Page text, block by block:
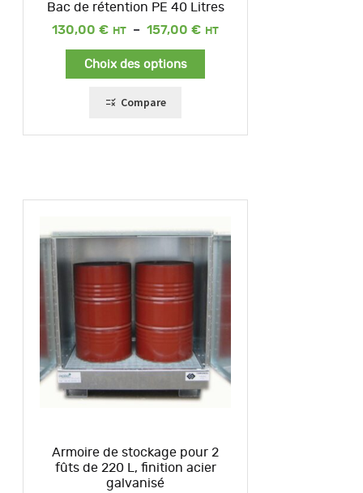
Bac de rétention PE 40 Litres
130,00 € – 157,00 €
Plage
Choix des options
Compare
Armoire de stockage pour 2
fûts de 220 L, finition acier
galvanisé